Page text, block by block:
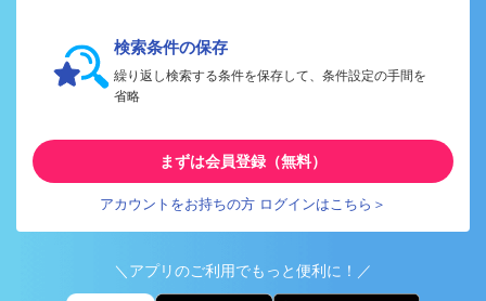
検索条件の保存
繰り返し検索する条件を保存して、条件設定の手間を
省略
まずは会員登録（無料）
アカウントをお持ちの方 ログインはこちら＞
＼アプリのご利用でもっと便利に！／